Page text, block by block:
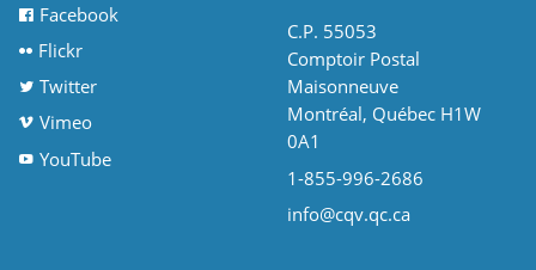
Facebook
Flickr
Twitter
Vimeo
YouTube
C.P. 55053
Comptoir Postal
Maisonneuve
Montréal, Québec H1W
0A1
1-855-996-2686
info@cqv.qc.ca